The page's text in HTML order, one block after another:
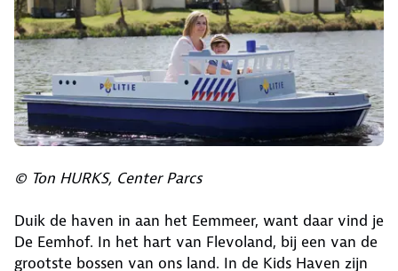
© Ton HURKS, Center Parcs
Duik de haven in aan het Eemmeer, want daar vind je
De Eemhof. In het hart van Flevoland, bij een van de
grootste bossen van ons land. In de Kids Haven zijn